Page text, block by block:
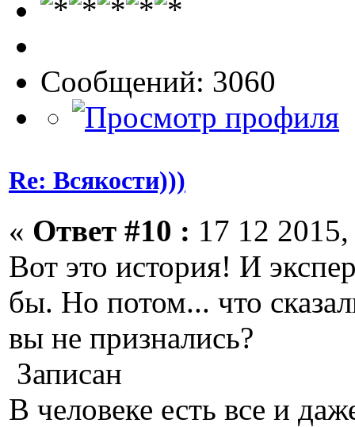
Сообщений: 3060
Re: Всякости)))
« Ответ #10 : 17 12
Вот это история! И
бы. Но потом... что
вы не признались?
Записан
В человеке есть все и